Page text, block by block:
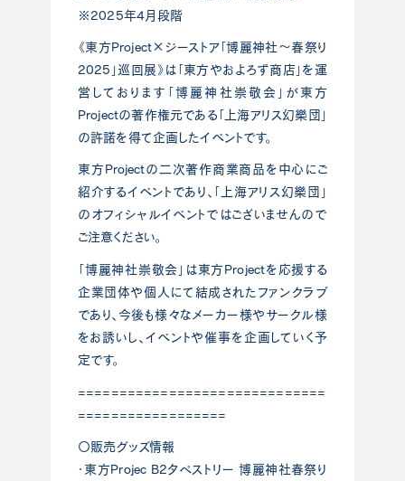
※2025年4月段階
《東方Project×ジーストア「博麗神社～春祭り
2025」巡回展》は「東方やおよろず商店」を運
営しております「博麗神社崇敬会」が東方
Projectの著作権元である「上海アリス幻樂団」
の許諾を得て企画したイベントです。
東方Projectの二次著作商業商品を中心にご
紹介するイベントであり、「上海アリス幻樂団」
のオフィシャルイベントではございませんので
ご注意ください。
「博麗神社崇敬会」は東方Projectを応援する
企業団体や個人にて結成されたファンクラブ
であり、今後も様々なメーカー様やサークル様
をお誘いし、イベントや催事を企画していく予
定です。
==============================
==================
〇販売グッズ情報
・東方Projec B2タペストリー 博麗神社春祭り